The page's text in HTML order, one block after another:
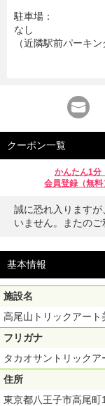
駐車場：
なし
（近隣駅前パーキン
クーポン一覧
かんたん1分
会員登録（無
誠に恐れ入ります
いません。またのご
基本情報
施設名
高尾山トリックアート
フリガナ
タカオサントリック
住所
東京都八王子市高尾町